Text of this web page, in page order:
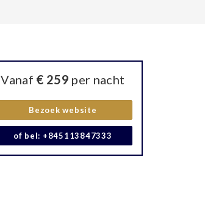
Vanaf € 259 per nacht
Bezoek website
of bel: +845113847333